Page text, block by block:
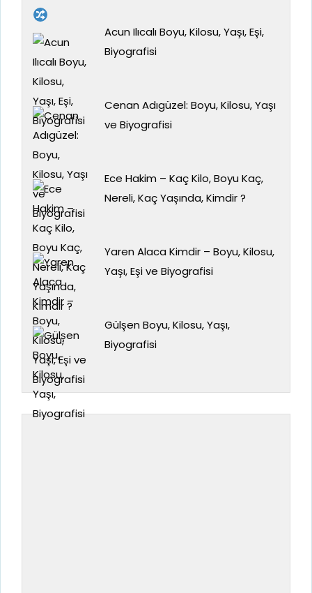
Acun Ilıcalı Boyu, Kilosu, Yaşı, Eşi,
Biyografisi
Cenan Adıgüzel: Boyu, Kilosu, Yaşı
ve Biyografisi
Ece Hakim – Kaç Kilo, Boyu Kaç,
Nereli, Kaç Yaşında, Kimdir ?
Yaren Alaca Kimdir – Boyu, Kilosu,
Yaşı, Eşi ve Biyografisi
Gülşen Boyu, Kilosu, Yaşı,
Biyografisi